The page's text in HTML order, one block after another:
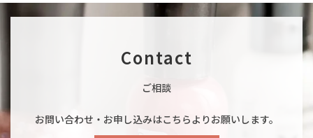
Contact
ご相談
お問い合わせ・お申し込みはこちらよりお願いします。